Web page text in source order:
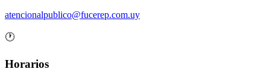
atencionalpublico@fucerep.com.uy
🕐
Horarios